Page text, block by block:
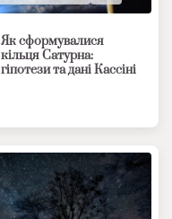
Як сформувалися
кільця Сатурна:
гіпотези та дані Кассіні